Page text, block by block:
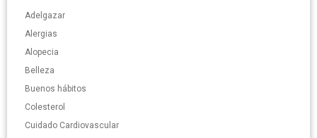
Adelgazar
Alergias
Alopecia
Belleza
Buenos hábitos
Colesterol
Cuidado Cardiovascular